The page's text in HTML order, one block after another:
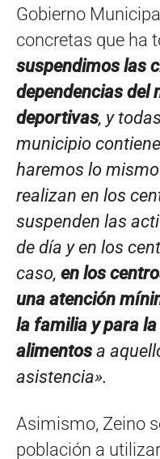
Gobierno
concretas que ha
suspendimos las
dependencias del
deportivas, y
municipio
haremos lo
realizan en los
suspenden las
de día y en los
caso, en los
una atención
la familia y para
alimentosa
asistencia».
Asimismo, Zeino
población a